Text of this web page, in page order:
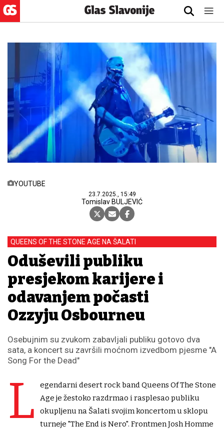
YOUTUBE
23.7.2025., 15:49
Tomislav BULJEVIĆ
QUEENS OF THE STONE AGE NA ŠALATI
Oduševili publiku
presjekom karijere i
odavanjem počasti
Ozzyju Osbourneu
Osebujnim su zvukom zabavljali publiku gotovo dva
sata, a koncert su završili moćnom izvedbom pjesme "A
Song For the Dead"
L
egendarni desert rock band Queens Of The Stone
Age je žestoko razdrmao i rasplesao publiku
okupljenu na Šalati svojim koncertom u sklopu
turneje "The End is Nero". Frontmen Josh Homme